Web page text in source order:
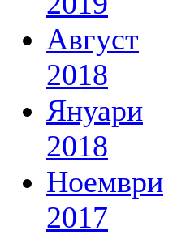
Август
2018
Януари
2018
Ноември
2017